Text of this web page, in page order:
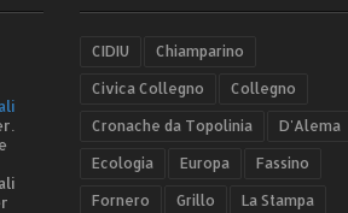
CIDIU Chiamparino
Civica Collegno Collegno
Cronache da Topolinia D'Alema
Ecologia Europa Fassino
Fornero Grillo La Stampa